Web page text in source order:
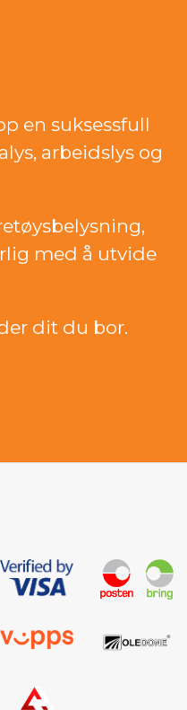
en suksessfull
arbeidslys og
med å utvide
dit du bor.